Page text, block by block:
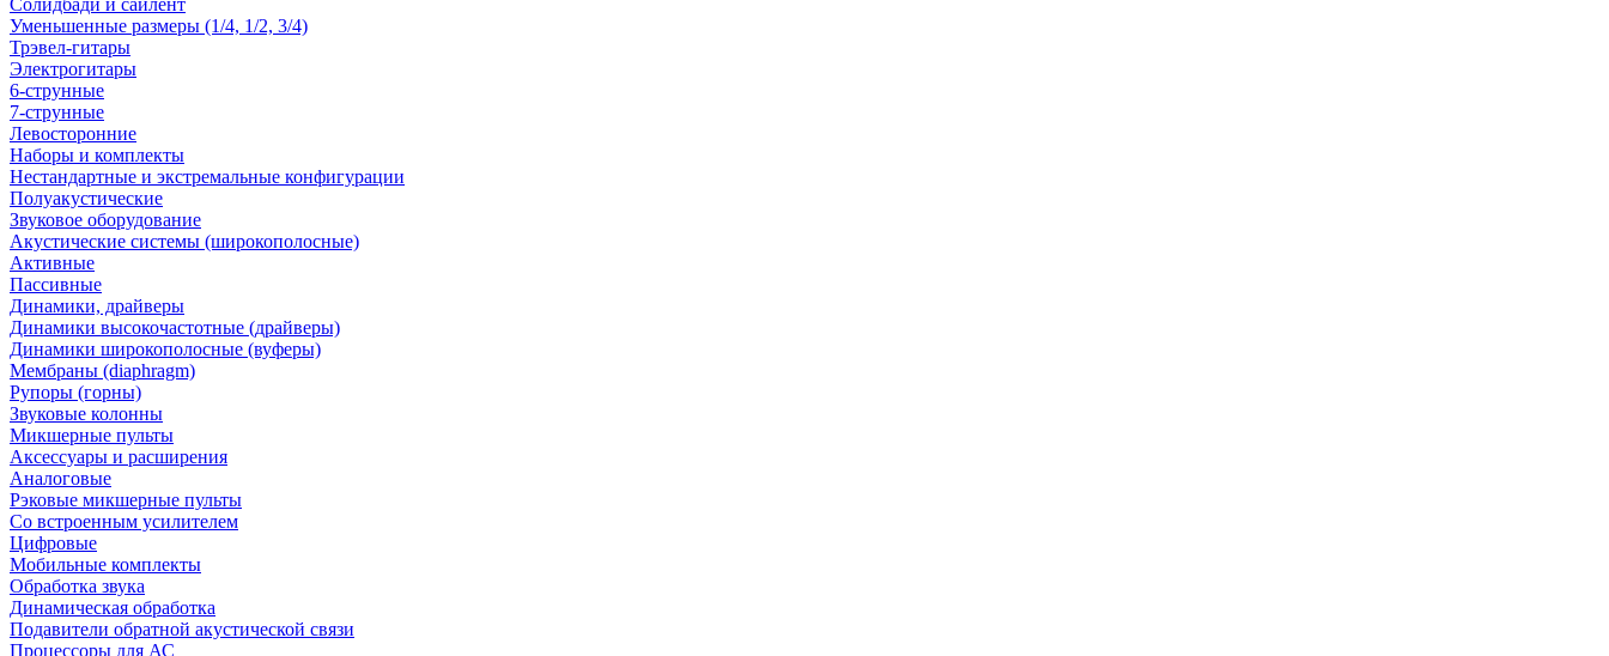
Солидбади и сайлент
Уменьшенные размеры (1/4, 1/2, 3/4)
Трэвел-гитары
Электрогитары
6-струнные
7-струнные
Левосторонние
Наборы и комплекты
Нестандартные и экстремальные конфигурации
Полуакустические
Звуковое оборудование
Акустические системы (широкополосные)
Активные
Пассивные
Динамики, драйверы
Динамики высокочастотные (драйверы)
Динамики широкополосные (вуферы)
Мембраны (diaphragm)
Рупоры (горны)
Звуковые колонны
Микшерные пульты
Аксессуары и расширения
Аналоговые
Рэковые микшерные пульты
Со встроенным усилителем
Цифровые
Мобильные комплекты
Обработка звука
Динамическая обработка
Подавители обратной акустической связи
Процессоры для АС